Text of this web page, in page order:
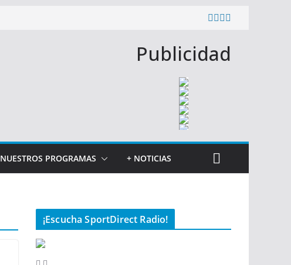
Publicidad
NUESTROS PROGRAMAS + NOTICIAS
¡Escucha SportDirect Radio!